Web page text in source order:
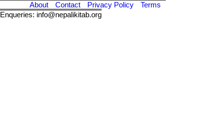
About
Contact Privacy Policy
Terms
Enqueries: info@nepalikitab.org